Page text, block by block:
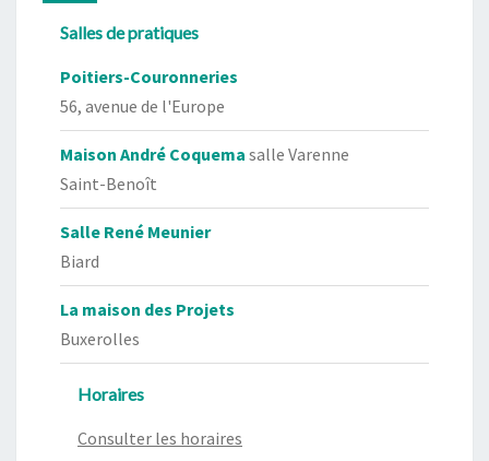
Salles de pratiques
Poitiers-Couronneries
56, avenue de l'Europe
Maison André Coquema salle Varenne
Saint-Benoît
Salle René Meunier
Biard
La maison des Projets
Buxerolles
Horaires
Consulter les horaires